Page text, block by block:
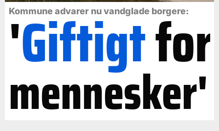
Kommune advarer nu vandglade borgere:
'Giftigtfor
mennesker'